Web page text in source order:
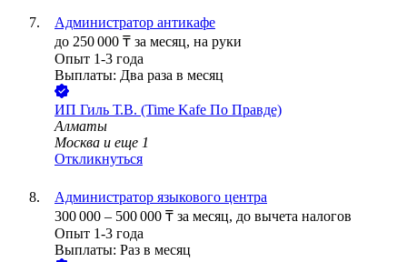
Администратор антикафе
до 250 000 ₸ за месяц, на руки
Опыт 1-3 года
Выплаты: Два раза в месяц
ИП Гиль Т.В. (Time Kafe По Правде)
Алматы
Москва и еще 1
Откликнуться
Администратор языкового центра
300 000 – 500 000 ₸ за месяц, до вычета налогов
Опыт 1-3 года
Выплаты: Раз в месяц